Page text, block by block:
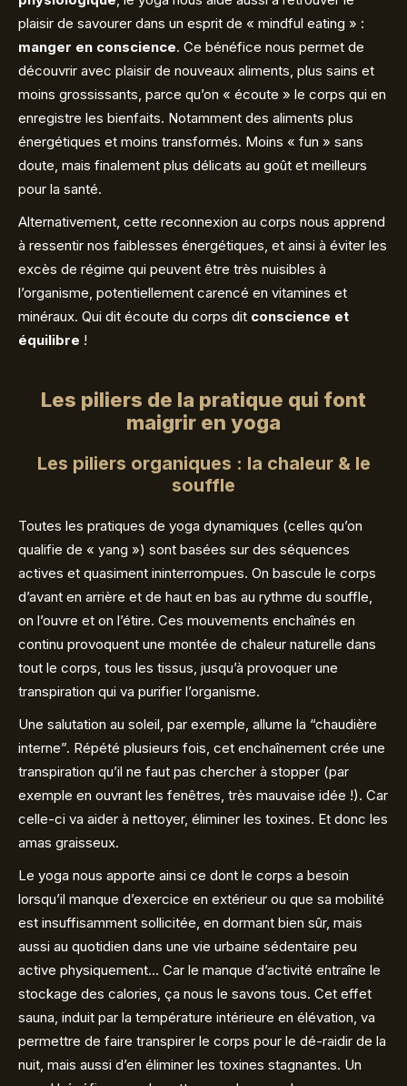
plaisir de savourer dans un esprit de « mindful eating » :
manger en conscience. Ce bénéfice nous permet de
découvrir avec plaisir de nouveaux aliments, plus sains et
moins grossissants, parce qu’on « écoute » le corps qui en
enregistre les bienfaits. Notamment des aliments plus
énergétiques et moins transformés. Moins « fun » sans
doute, mais finalement plus délicats au goût et meilleurs
pour la santé.
Alternativement, cette reconnexion au corps nous apprend
à ressentir nos faiblesses énergétiques, et ainsi à éviter les
excès de régime qui peuvent être très nuisibles à
l’organisme, potentiellement carencé en vitamines et
minéraux. Qui dit écoute du corps dit conscience et
équilibre !
Les piliers de la pratique qui font
maigrir en yoga
Les piliers organiques : la chaleur & le
souffle
Toutes les pratiques de yoga dynamiques (celles qu’on
qualifie de « yang ») sont basées sur des séquences
actives et quasiment ininterrompues. On bascule le corps
d’avant en arrière et de haut en bas au rythme du souffle,
on l’ouvre et on l’étire. Ces mouvements enchaînés en
continu provoquent une montée de chaleur naturelle dans
tout le corps, tous les tissus, jusqu’à provoquer une
transpiration qui va purifier l’organisme.
Une salutation au soleil, par exemple, allume la “chaudière
interne”. Répété plusieurs fois, cet enchaînement crée une
transpiration qu’il ne faut pas chercher à stopper (par
exemple en ouvrant les fenêtres, très mauvaise idée !). Car
celle-ci va aider à nettoyer, éliminer les toxines. Et donc les
amas graisseux.
Le yoga nous apporte ainsi ce dont le corps a besoin
lorsqu’il manque d’exercice en extérieur ou que sa mobilité
est insuffisamment sollicitée, en dormant bien sûr, mais
aussi au quotidien dans une vie urbaine sédentaire peu
active physiquement… Car le manque d’activité entraîne le
stockage des calories, ça nous le savons tous. Cet effet
sauna, induit par la température intérieure en élévation, va
permettre de faire transpirer le corps pour le dé-raidir de la
nuit, mais aussi d’en éliminer les toxines stagnantes. Un